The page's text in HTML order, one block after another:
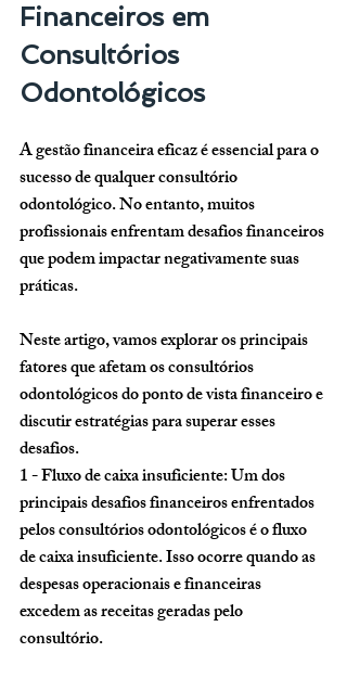
Financeiros em
Consultórios
Odontológicos
A gestão financeira eficaz é essencial para o
sucesso de qualquer consultório
odontológico. No entanto, muitos
profissionais enfrentam desafios financeiros
que podem impactar negativamente suas
práticas.
Neste artigo, vamos explorar os principais
fatores que afetam os consultórios
odontológicos do ponto de vista financeiro e
discutir estratégias para superar esses
desafios.
1 - Fluxo de caixa insuficiente: Um dos
principais desafios financeiros enfrentados
pelos consultórios odontológicos é o fluxo
de caixa insuficiente. Isso ocorre quando as
despesas operacionais e financeiras
excedem as receitas geradas pelo
consultório.